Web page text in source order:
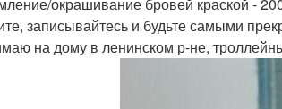
записывайтесь и будьте самыми
на дому в ленинском р-не,